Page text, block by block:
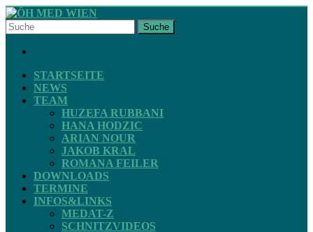
Skip
to
content
ÖH
MED
WIEN
ZAHNMEDIZIN
Suche
STARTSEITE
NEWS
TEAM
HUZEFA RUBBANI
HANA HODZIC
ARIAN NOUR
JAKOB KRAL
ROMANA FEILER
DOWNLOADS
TERMINE
INFOS&LINKS
MEDAT-Z
SCHNITZVIDEOS